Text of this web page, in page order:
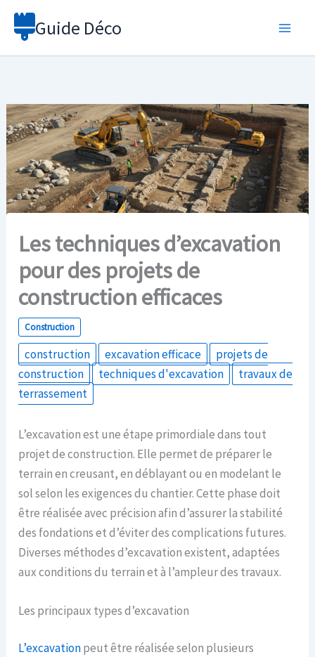
Aller
Guide Déco
Les techniques d’excavation
pour des projets de
construction efficaces
Construction
construction excavation efficace
projets de
construction
techniques d'excavation
travaux de
terrassement
L’excavation est une étape primordiale dans tout
projet de construction. Elle permet de préparer le
terrain en creusant, en déblayant ou en modelant le
sol selon les exigences du chantier. Cette phase doit
être réalisée avec précision afin d’assurer la stabilité
des fondations et d’éviter des complications futures.
Diverses méthodes d’excavation existent, adaptées
aux conditions du terrain et à l’ampleur des travaux.
Les principaux types d’excavation
L’excavationpeut être réalisée selon plusieurs